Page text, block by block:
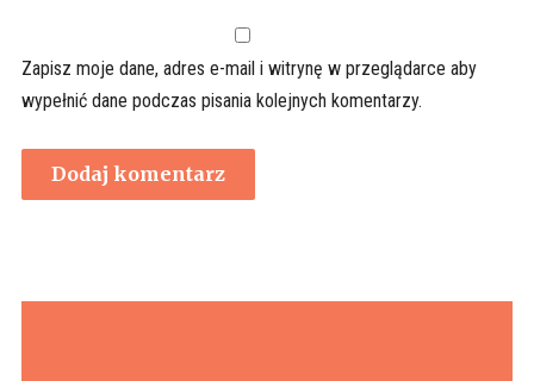
Zapisz moje dane, adres e-mail i witrynę w przeglądarce aby
wypełnić dane podczas pisania kolejnych komentarzy.